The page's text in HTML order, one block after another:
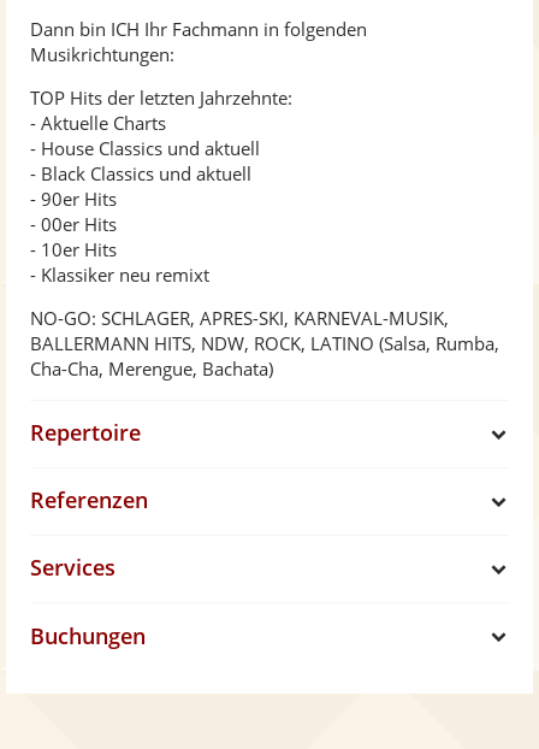
Dann bin ICH Ihr Fachmann in folgenden
Musikrichtungen:
TOP Hits der letzten Jahrzehnte:
- Aktuelle Charts
- House Classics und aktuell
- Black Classics und aktuell
- 90er Hits
- 00er Hits
- 10er Hits
- Klassiker neu remixt
NO-GO: SCHLAGER, APRES-SKI, KARNEVAL-MUSIK,
BALLERMANN HITS, NDW, ROCK, LATINO (Salsa, Rumba,
Cha-Cha, Merengue, Bachata)
Repertoire
w
Referenzen
o
Services
h
Buchungen